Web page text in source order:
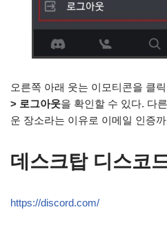
오른쪽 아래 웃는 이모티콘을 클
> 로그아웃을 확인할 수 있다. 다
운 장소라는 이유로 이메일 인증
데스크탑 디스코
https://discord.com/